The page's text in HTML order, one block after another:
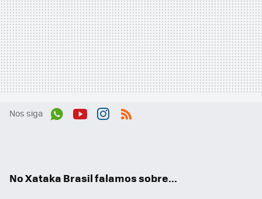
Nos siga
No Xataka Brasil falamos sobre...